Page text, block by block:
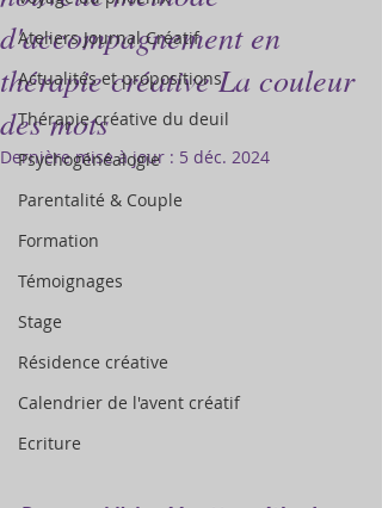
Ateliers Journal Créatif
Actualités et propositions
Thérapie créative du deuil
Psychogénéalogie
Parentalité & Couple
Formation
Témoignages
Stage
Résidence créative
Calendrier de l'avent créatif
Ecriture
d'accompagnement en
thérapie créative La couleur
des mots
Dernière mise à jour : 5 déc. 2024